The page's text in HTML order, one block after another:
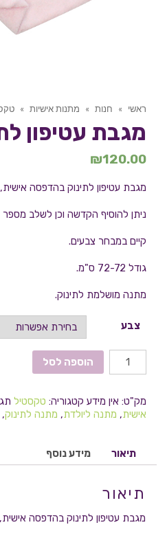
ראשי » חנות » מתנות אישיות »
מגבת עטיפון
₪120.00
מגבת עטיפון לתינוק בהדפסה אישית,
ניתן להוסיף הקדשה וכן לשלב
קיים במבחר צבעים.
גודל 72-72 ס"מ.
מתנה מושלמת לתינוק.
צבע
הוספה לסל
מק"ט: אין מידע קטגוריה: טקסטיל
אישית, מתנה ליולדת, מתנה לתינוק,
תיאור מידע נוסף
תיאור
מגבת עטיפון לתינוק בהדפסה אישית,